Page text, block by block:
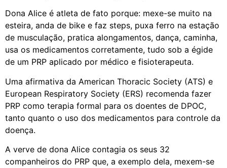
Dona Alice é atleta de fato porque: mexe-se muito na
esteira, anda de bike e faz steps, puxa ferro na estação
de musculação, pratica alongamentos, dança, caminha,
usa os medicamentos corretamente, tudo sob a égide
de um PRP aplicado por médico e fisioterapeuta.
Uma afirmativa da American Thoracic Society (ATS) e
European Respiratory Society (ERS) recomenda fazer
PRP como terapia formal para os doentes de DPOC,
tanto quanto o uso dos medicamentos para controle da
doença.
A verve de dona Alice contagia os seus 32
companheiros do PRP que, a exemplo dela, mexem-se